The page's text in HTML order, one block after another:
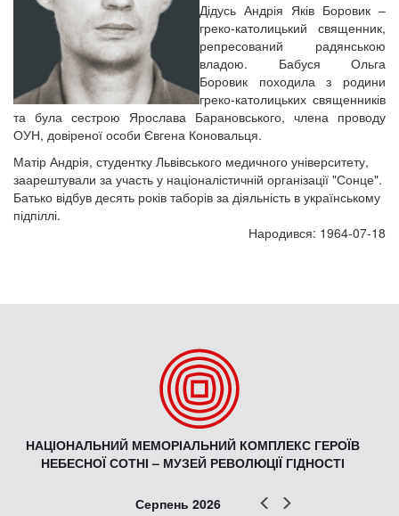
Дідусь Андрія Яків Боровик –
греко-католицький священник,
репресований радянською
владою. Бабуся Ольга
Боровик походила з родини
греко-католицьких священників
та була сестрою Ярослава Барановського, члена проводу
ОУН, довіреної особи Євгена Коновальця.
Матір Андрія, студентку Львівського медичного університету,
заарештували за участь у націоналістичній організації "Сонце".
Батько відбув десять років таборів за діяльність в українському
підпіллі.
Народився: 1964-07-18
НАЦІОНАЛЬНИЙ МЕМОРІАЛЬНИЙ КОМПЛЕКС ГЕРОЇВ
НЕБЕСНОЇ СОТНІ – МУЗЕЙ РЕВОЛЮЦІЇ ГІДНОСТІ
Попер
Серпень 2026